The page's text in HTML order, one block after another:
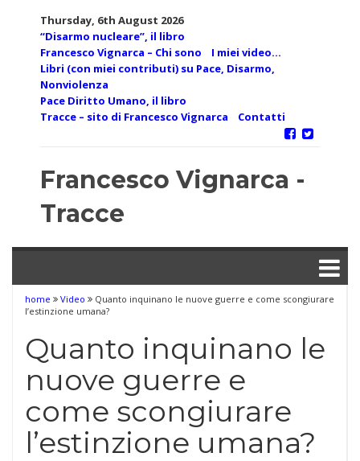
Thursday, 6th August 2026
“Disarmo nucleare”, il libro
Francesco Vignarca – Chi sono
I miei video…
Libri (con miei contributi) su Pace, Disarmo,
Nonviolenza
Pace Diritto Umano, il libro
Tracce – sito di Francesco Vignarca
Contatti
Francesco Vignarca -
Tracce
home Video
Quanto inquinano le nuove guerre e come scongiurare
l’estinzione umana?
Quanto inquinano le
nuove guerre e
come scongiurare
l’estinzione umana?